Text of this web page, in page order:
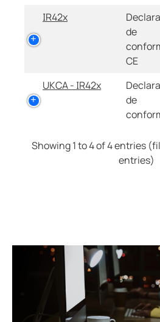
IR42x
de
CE
UKCA - IR42x
de
Showing 1 to 4 of 4 entries
entries)